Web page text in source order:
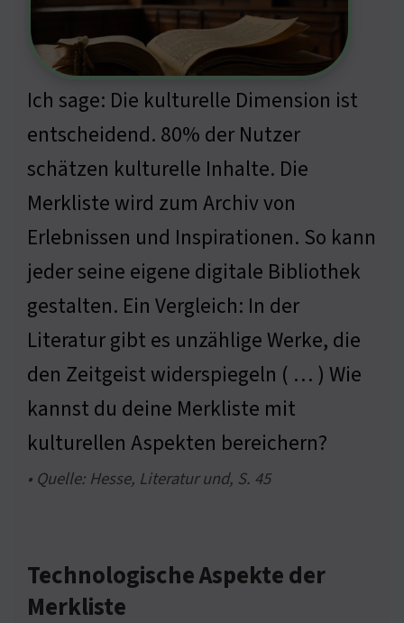
Ich sage: Die kulturelle Dimension ist
entscheidend. 80% der Nutzer
schätzen kulturelle Inhalte. Die
Merkliste wird zum Archiv von
Erlebnissen und Inspirationen. So kann
jeder seine eigene digitale Bibliothek
gestalten. Ein Vergleich: In der
Literatur gibt es unzählige Werke, die
den Zeitgeist widerspiegeln ( … ) Wie
kannst du deine Merkliste mit
kulturellen Aspekten bereichern?
• Quelle: Hesse, Literatur und, S. 45
Technologische Aspekte der
Merkliste